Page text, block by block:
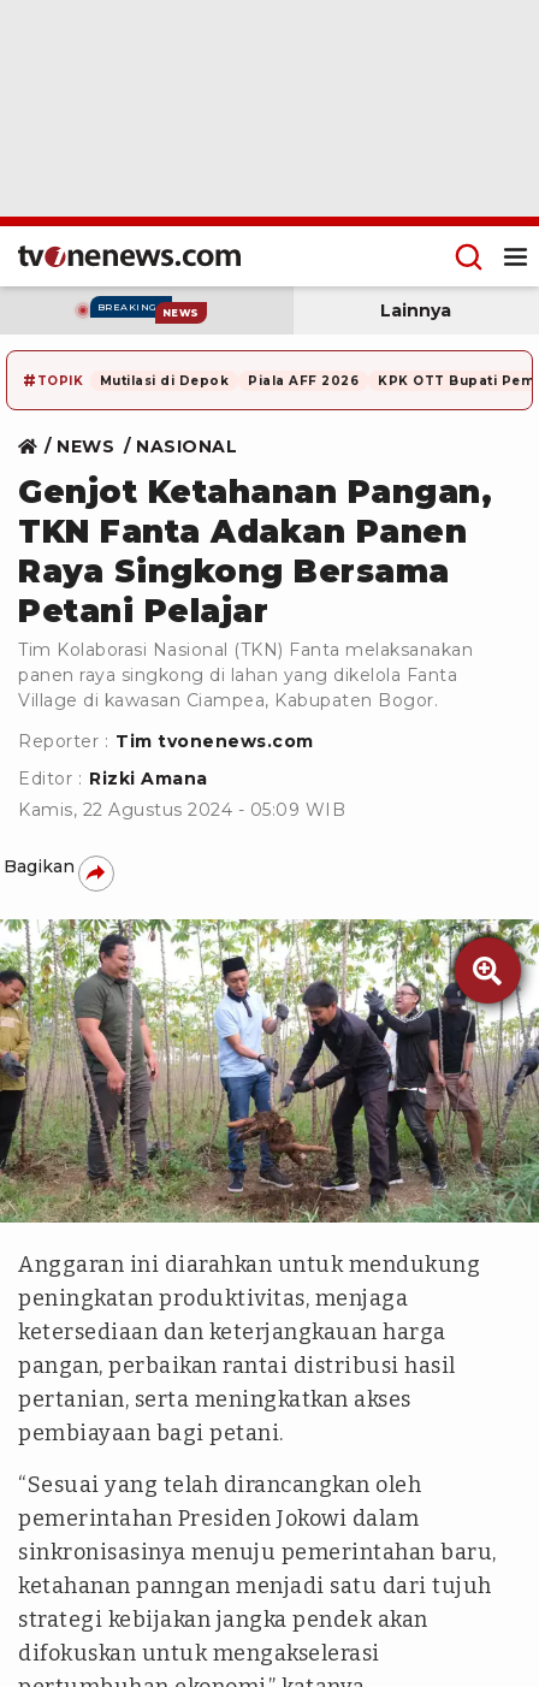
BREAKING NEWS Lainnya
# TOPIK Mutilasi di Depok Piala AFF 2026 KPK OTT Bupati
NEWS NASIONAL
Genjot Ketahanan Pangan,
TKN Fanta Adakan Panen
Raya Singkong Bersama
Petani Pelajar
Tim Kolaborasi Nasional (TKN) Fanta melaksanakan
panen raya singkong di lahan yang dikelola Fanta
Village di kawasan Ciampea, Kabupaten Bogor.
Reporter : Tim tvonenews.com
Editor : Rizki Amana
Kamis, 22 Agustus 2024 - 05:09 WIB
Bagikan

Istimewa
Anggaran ini diarahkan untuk mendukung
peningkatan produktivitas, menjaga
ketersediaan dan keterjangkauan harga
pangan, perbaikan rantai distribusi hasil
pertanian, serta meningkatkan akses
pembiayaan bagi petani.
“Sesuai yang telah dirancangkan oleh
pemerintahan Presiden Jokowi dalam
sinkronisasinya menuju pemerintahan baru,
ketahanan panngan menjadi satu dari tujuh
strategi kebijakan jangka pendek akan
difokuskan untuk mengakselerasi